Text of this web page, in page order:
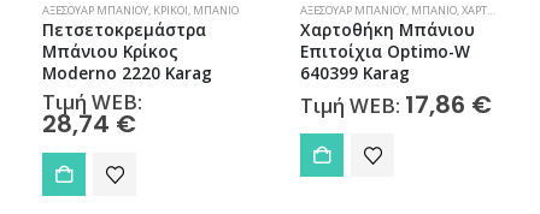
ΑΞΕΣΟΥΆΡ ΜΠΆΝΙΟΥ, ΚΡΊΚΟΙ, ΜΠΆΝΙΟ
Πετσετοκρεμάστρα
Μπάνιου Kρίκος
Moderno 2220 Karag
Τιμή WEB:
28,74 €
ΑΞΕΣΟΥΆΡ ΜΠΆΝΙΟΥ, ΜΠΆΝΙΟ,ΧΑΡΤΟΘΉΚΕΣ
Χαρτοθήκη Μπάνιου
Επιτοίχια Optimo-W
640399 Karag
Τιμή WEB: 17,86 €